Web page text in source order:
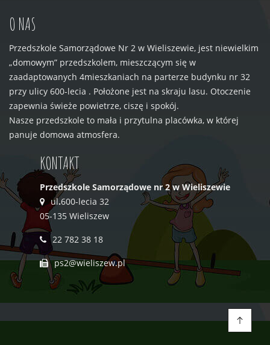
O NAS
Przedszkole Samorządowe Nr 2 w Wieliszewie, jest niewielkim
„domowym” przedszkolem, mieszczącym się w
zaadaptowanych 4mieszkaniach na parterze budynku nr 32
przy ulicy 600-lecia . Położone jest na skraju lasu. Otoczenie
zapewnia świeże powietrze, ciszę i spokój.
Nasze przedszkole to mała i przytulna placówka, w której
panuje domowa atmosfera.
KONTAKT
Przedszkole Samorządowe nr 2 w Wieliszewie
ul.600-lecia 32
05-135 Wieliszew
22 782 38 18
ps2@wieliszew.pl